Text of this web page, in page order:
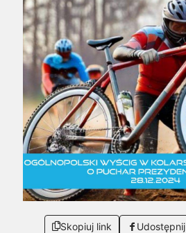
Skopiuj link Udostępnij